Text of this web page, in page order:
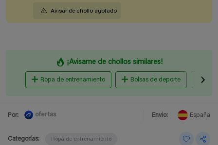
Avisar de chollo agotado
¡Avisame de chollos similares!
Ropa de entrenamiento Bolsas de deporte
Por: ofertas Envio: España
Categorías: Ropa de entrenamiento